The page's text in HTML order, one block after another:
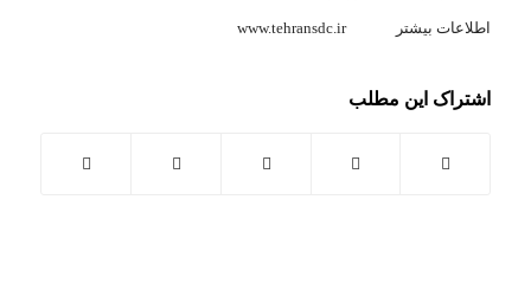
اطلاعات بیشتر www.tehransdc.ir
اشتراک این مطلب